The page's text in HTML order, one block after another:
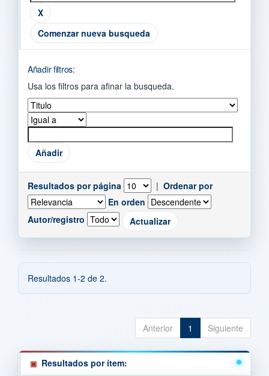
Comenzar nueva busqueda
Añadir filtros:
Usa los filtros para afinar la busqueda.
Resultados por página | Ordenar por
En orden
Autor/registro
Resultados 1-2 de 2.
Anterior 1 Siguiente
Resultados por ítem: